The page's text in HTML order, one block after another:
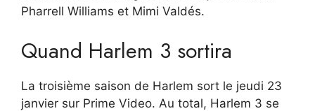
Pharrell Williams et Mimi Valdés.
Quand Harlem 3 sortira
La troisième saison de Harlem sort le jeudi 23
janvier sur Prime Video. Au total, Harlem 3 se